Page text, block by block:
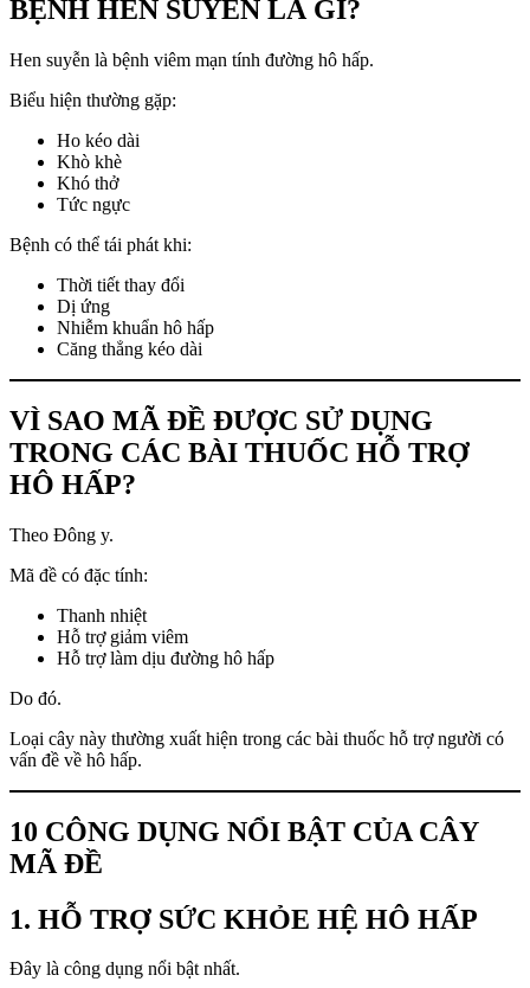
BỆNH HEN SUYỄN LÀ GÌ?
Hen suyễn là bệnh viêm mạn tính đường hô hấp.
Biểu hiện thường gặp:
Ho kéo dài
Khò khè
Khó thở
Tức ngực
Bệnh có thể tái phát khi:
Thời tiết thay đổi
Dị ứng
Nhiễm khuẩn hô hấp
Căng thẳng kéo dài
VÌ SAO MÃ ĐỀ ĐƯỢC SỬ DỤNG
TRONG CÁC BÀI THUỐC HỖ TRỢ
HÔ HẤP?
Theo Đông y.
Mã đề có đặc tính:
Thanh nhiệt
Hỗ trợ giảm viêm
Hỗ trợ làm dịu đường hô hấp
Do đó.
Loại cây này thường xuất hiện trong các bài thuốc hỗ trợ người có
vấn đề về hô hấp.
10 CÔNG DỤNG NỔI BẬT CỦA CÂY
MÃ ĐỀ
1. HỖ TRỢ SỨC KHỎE HỆ HÔ HẤP
Đây là công dụng nổi bật nhất.